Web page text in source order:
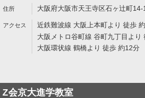
大阪府大阪市天王寺区石ヶ辻町
近鉄難波線 大阪上本町より 徒歩
大阪メトロ谷町線 谷町九丁目より
大阪環状線 鶴橋より 徒歩 約12分
Z会京大進学教室